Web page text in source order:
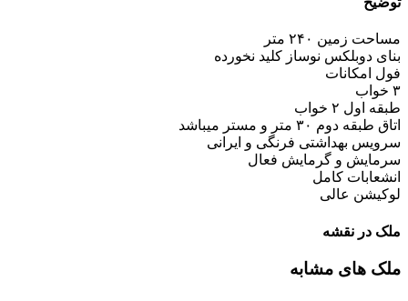
مساحت زمین ۲۴۰ متر
بنای دوبلکس نوساز کلید نخورده
فول امکانات
۳ خواب
طبقه اول ۲ خواب
اتاق طبقه دوم ۳۰ متر و مستر میباشد
سرویس بهداشتی فرنگی و ایرانی
سرمایش و گرمایش فعال
انشعابات کامل
لوکیشن عالی
ملک در نقشه
ملک های مشابه